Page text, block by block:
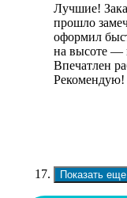
Лучшие!
прошло
оформил
на высоте —
Впечатлен
Рекомендую!
Показать еще